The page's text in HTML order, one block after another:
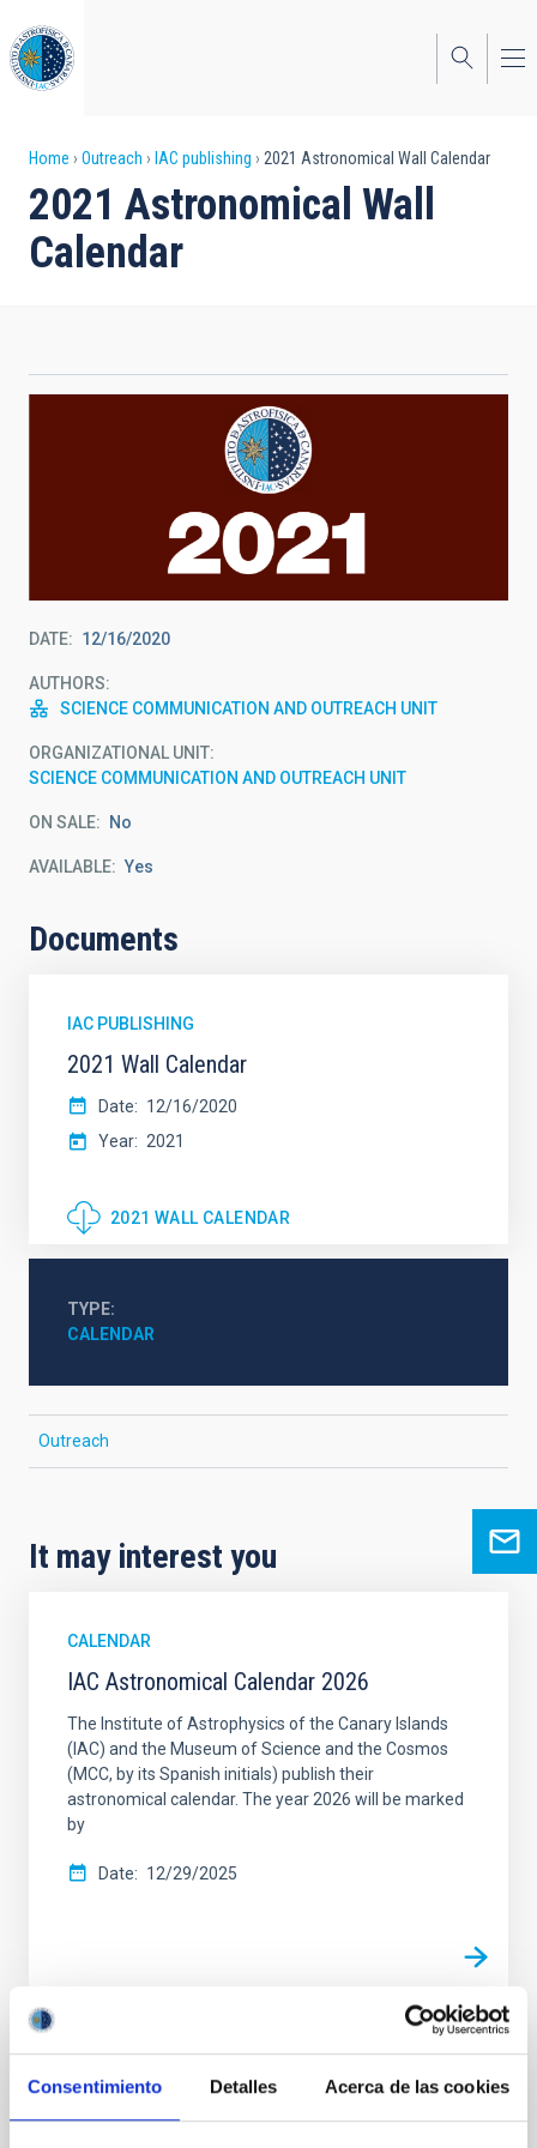
Consentimiento Detalles Acerca de las cookies
to
main
content
Breadcrumb
Home Outreach IAC publishing 2021 Astronomical Wall Calendar
2021 Astronomical Wall
Calendar
DATE 12/16/2020
AUTHORS
SCIENCE COMMUNICATION AND OUTREACH UNIT
ORGANIZATIONAL UNIT
SCIENCE COMMUNICATION AND OUTREACH UNIT
ON SALE No
AVAILABLE Yes
Documents
IAC PUBLISHING
2021 Wall Calendar
Date
12/16/2020
Year
2021
2021 WALL CALENDAR
TYPE
CALENDAR
Outreach
It may interest you
CALENDAR
IAC Astronomical Calendar 2026
The Institute of Astrophysics of the Canary Islands
(IAC) and the Museum of Science and the Cosmos
(MCC, by its Spanish initials) publish their
astronomical calendar. The year 2026 will be marked
by
Date 12/29/2025
CALENDAR
Calendario astronómico IAC 2026